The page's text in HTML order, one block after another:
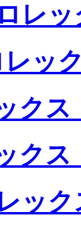
ロレ
レッ
クス
クス
ッ